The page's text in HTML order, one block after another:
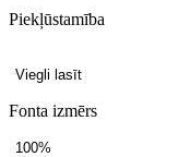
Piekļūstamība
Viegli lasīt
Fonta izmērs
100%